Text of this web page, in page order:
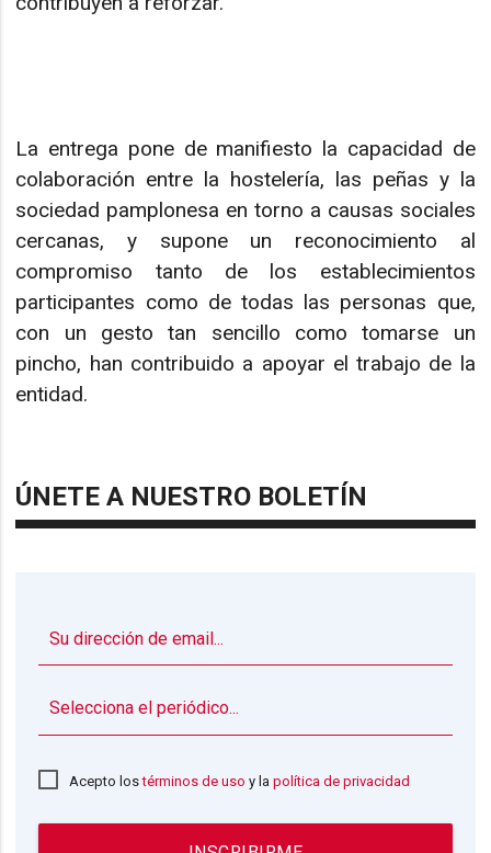
La entrega pone de manifiesto la capacidad de
colaboración entre la hostelería, las peñas y la
sociedad pamplonesa en torno a causas sociales
cercanas, y supone un reconocimiento al
compromiso tanto de los establecimientos
participantes como de todas las personas que,
con un gesto tan sencillo como tomarse un
pincho, han contribuido a apoyar el trabajo de la
entidad.
ÚNETE A NUESTRO BOLETÍN
Acepto lostérminos de uso y lapolítica de privacidad